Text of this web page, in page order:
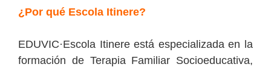
¿Por qué Escola Itinere?
EDUVIC·Escola Itinere está especializada en la
formación de Terapia Familiar Socioeducativa,